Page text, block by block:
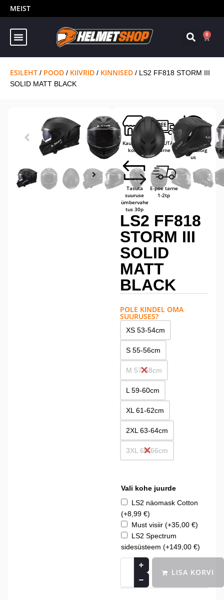
MEIST
0
ESILEHT / POOD / KIIVRID / KINNISED / LS2 FF818 STORM III
SOLID MATT BLACK
Kaupluses
kohal
TASUTA
tarne
14-päevane
tagastusõig
us
Tasuta
suuruse
ümbervahe
tus 30p
E-poe tarne
1-2tp
LS2 FF818
STORM III
SOLID
MATT
BLACK
POLE KINDEL OMA
SUURUSES?
XS 53-54cm
S 55-56cm
M 57-58cm
L 59-60cm
XL 61-62cm
2XL 63-64cm
3XL 65-66cm
Vali kohe juurde
LS2 näomask Cotton
(+8,99 €)
Must visiir (+35,00 €)
LS2 Spectrum
sidesüsteem (+149,00 €)
LISA KORVI